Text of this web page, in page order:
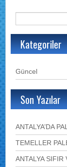
Kategoriler
Güncel
Son Yazılar
ANTALYA’DA
TEMELLER
ANTALYA SIFIR